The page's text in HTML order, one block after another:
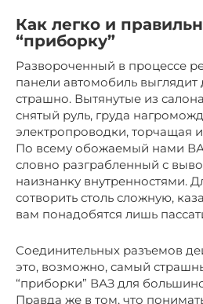
Как легко и
“приборку”
Развороченный в процессе
панели автомобиль выглядит
страшно. Вытянутые из
снятый руль, груда
электропроводки, торчащая
По всему обожаемый нами
словно разграбленный с
наизнанку внутренностями.
сотворить столь сложную,
вам понадобятся лишь
Соединительных разъемов
это, возможно, самый
“приборки” ВАЗ для
Правда же в том, что